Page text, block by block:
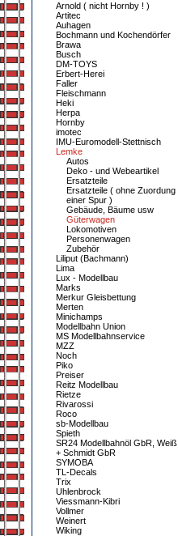
Arnold ( nicht Hornby ! )
Artitec
Auhagen
Bochmann und Kochendörfer
Brawa
Busch
DM-TOYS
Erbert-Herei
Faller
Fleischmann
Heki
Herpa
Hornby
imotec
IMU-Euromodell-Stettnisch
Lemke
Autos
Deko - und Webeartikel
Ersatzteile
Ersatzteile ( ohne Zuordung
einer Spur )
Gebäude, Bäume usw
Güterwagen
Lokomotiven
Personenwagen
Zubehör
Liliput (Bachmann)
Lima
Lux - Modellbau
Marks
Merkur Gleisbettung
Merten
Minichamps
Modellbahn Union
MS Modellbahnservice
MZZ
Noch
Piko
Preiser
Reitz Modellbau
Rietze
Rivarossi
Roco
sb-Modellbau
Spieth
SR24 Modellbahnöl GbR, Weiß
+ Schmidt GbR
SYMOBA
TL-Decals
Trix
Uhlenbrock
Viessmann-Kibri
Vollmer
Weinert
Wiking